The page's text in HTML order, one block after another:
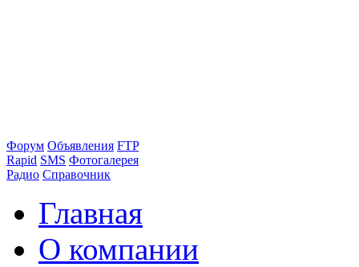
Форум Объявления FTP
Rapid SMS Фотогалерея
Радио Справочник
Главная
О компании